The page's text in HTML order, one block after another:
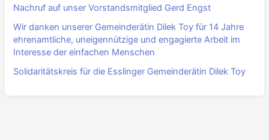
Nachruf auf unser Vorstandsmitglied Gerd Engst
Wir danken unserer Gemeinderätin Dilek Toy für 14 Jahre
ehrenamtliche, uneigennützige und engagierte Arbeit im
Interesse der einfachen Menschen
Solidaritätskreis für die Esslinger Gemeinderätin Dilek Toy